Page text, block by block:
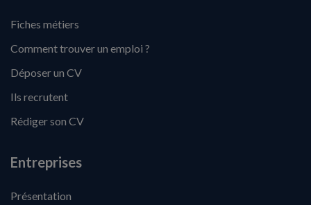
Fiches métiers
Comment trouver un emploi ?
Déposer un CV
Ils recrutent
Rédiger son CV
Entreprises
Présentation